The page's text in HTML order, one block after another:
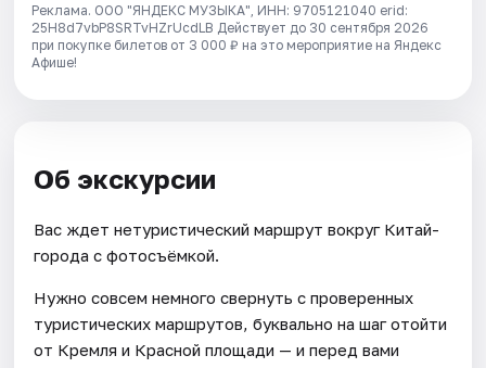
Реклама. ООО "ЯНДЕКС МУЗЫКА", ИНН: 9705121040 erid:
25H8d7vbP8SRTvHZrUcdLB Действует до 30 сентября 2026
при покупке билетов от 3 000 ₽ на это мероприятие на Яндекс
Афише!
Об экскурсии
Вас ждет нетуристический маршрут вокруг Китай-
города с фотосъёмкой.
Нужно совсем немного свернуть с проверенных
туристических маршрутов, буквально на шаг отойти
от Кремля и Красной площади — и перед вами